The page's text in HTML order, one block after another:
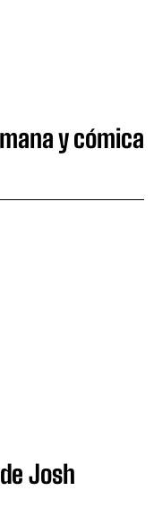
y cómica
Josh